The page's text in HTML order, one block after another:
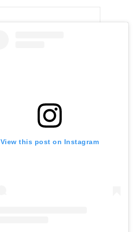
View this post on Instagram